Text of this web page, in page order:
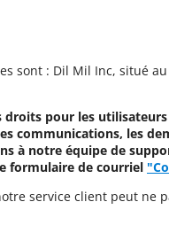
sont : Dil Mil Inc, situé
pour les
communications, les
à notre équipe de
formulaire de courriel
service client peut ne